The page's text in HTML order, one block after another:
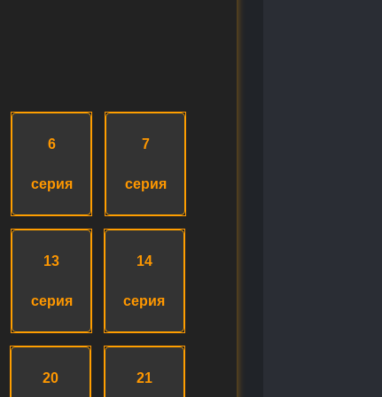
6
серия
7
серия
13
серия
14
серия
20 21